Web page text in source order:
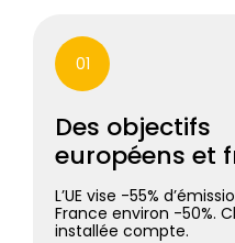
01
Des objectifs
européens et
L’UE vise -55%
France environ -50%.
installée compte.